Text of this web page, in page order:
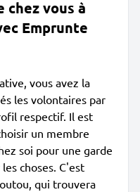
chez vous à
Emprunte
vous avez la
les volontaires par
respectif. Il est
un membre
soi pour une garde
choses. C'est
qui trouvera